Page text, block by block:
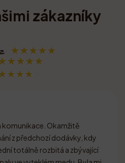
zákazníky
Okamžitě
z předchozí dodávky, kdy
totálně rozbitá a zbývající